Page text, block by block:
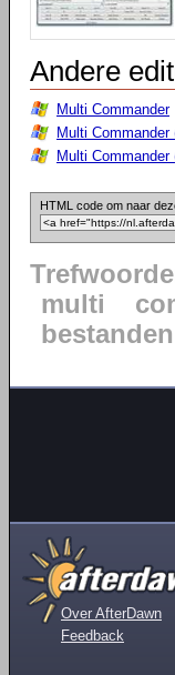
Andere
Multi Commander
Multi Commander
Multi
HTML code om naar
multi
bestanden
Over AfterDawn
Feedback